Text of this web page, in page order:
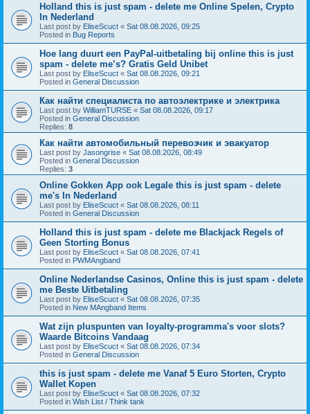
Holland this is just spam - delete me Online Spelen, Crypto
In Nederland
Last post by EliseScuct « Sat 08.08.2026, 09:25
Posted in Bug Reports
Hoe lang duurt een PayPal-uitbetaling bij online this is just
spam - delete me’s? Gratis Geld Unibet
Last post by EliseScuct « Sat 08.08.2026, 09:21
Posted in General Discussion
Как найти специалиста по автоэлектрике и электрика
Last post by WilliamTURSE « Sat 08.08.2026, 09:17
Posted in General Discussion
Replies: 8
Как найти автомобильный перевозчик и эвакуатор
Last post by Jasongrise « Sat 08.08.2026, 08:49
Posted in General Discussion
Replies: 3
Online Gokken App ook Legale this is just spam - delete
me's In Nederland
Last post by EliseScuct « Sat 08.08.2026, 08:11
Posted in General Discussion
Holland this is just spam - delete me Blackjack Regels of
Geen Storting Bonus
Last post by EliseScuct « Sat 08.08.2026, 07:41
Posted in PWMAngband
Online Nederlandse Casinos, Online this is just spam - delete
me Beste Uitbetaling
Last post by EliseScuct « Sat 08.08.2026, 07:35
Posted in New MAngband Items
Wat zijn pluspunten van loyalty-programma's voor slots?
Waarde Bitcoins Vandaag
Last post by EliseScuct « Sat 08.08.2026, 07:34
Posted in General Discussion
this is just spam - delete me Vanaf 5 Euro Storten, Crypto
Wallet Kopen
Last post by EliseScuct « Sat 08.08.2026, 07:32
Posted in Wish List / Think tank